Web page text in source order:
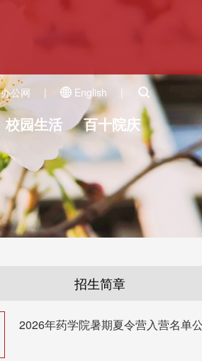
办公网 | English |
校园生活 百十院庆
招生简章
2026年药学院暑期夏令营入营名单